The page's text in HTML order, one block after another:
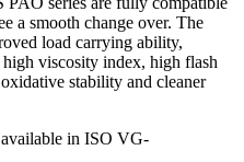
a smooth change over. The
load carrying ability,
viscosity index, high flash
stability and cleaner
in ISO VG-